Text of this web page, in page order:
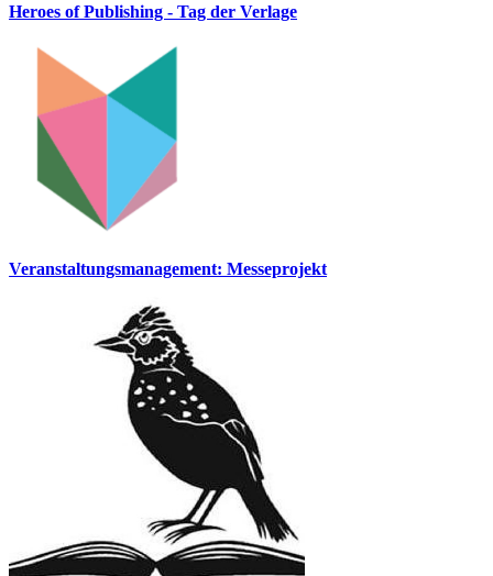
Heroes of Publishing - Tag der Verlage
Veranstaltungsmanagement: Messeprojekt